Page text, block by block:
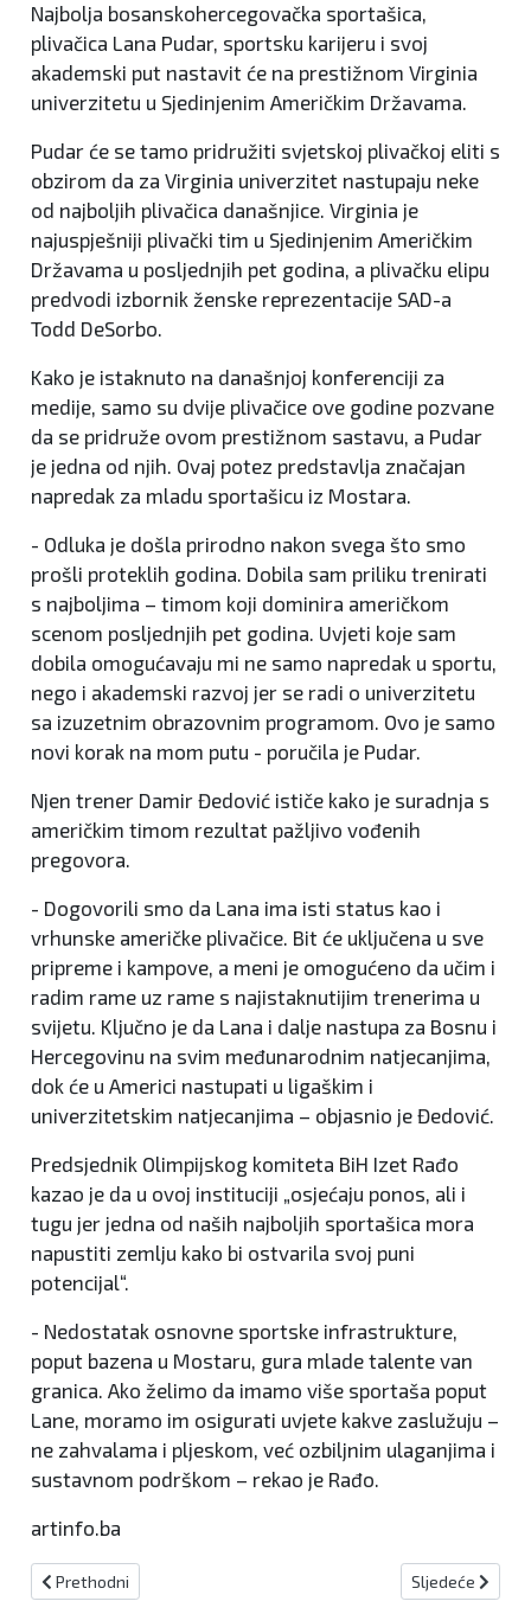
Najbolja bosanskohercegovačka sportašica,
plivačica Lana Pudar, sportsku karijeru i svoj
akademski put nastavit će na prestižnom Virginia
univerzitetu u Sjedinjenim Američkim Državama.
Pudar će se tamo pridružiti svjetskoj plivačkoj eliti s
obzirom da za Virginia univerzitet nastupaju neke
od najboljih plivačica današnjice. Virginia je
najuspješniji plivački tim u Sjedinjenim Američkim
Državama u posljednjih pet godina, a plivačku elipu
predvodi izbornik ženske reprezentacije SAD-a
Todd DeSorbo.
Kako je istaknuto na današnjoj konferenciji za
medije, samo su dvije plivačice ove godine pozvane
da se pridruže ovom prestižnom sastavu, a Pudar
je jedna od njih. Ovaj potez predstavlja značajan
napredak za mladu sportašicu iz Mostara.
- Odluka je došla prirodno nakon svega što smo
prošli proteklih godina. Dobila sam priliku trenirati
s najboljima – timom koji dominira američkom
scenom posljednjih pet godina. Uvjeti koje sam
dobila omogućavaju mi ne samo napredak u sportu,
nego i akademski razvoj jer se radi o univerzitetu
sa izuzetnim obrazovnim programom. Ovo je samo
novi korak na mom putu - poručila je Pudar.
Njen trener Damir Đedović ističe kako je suradnja s
američkim timom rezultat pažljivo vođenih
pregovora.
- Dogovorili smo da Lana ima isti status kao i
vrhunske američke plivačice. Bit će uključena u sve
pripreme i kampove, a meni je omogućeno da učim i
radim rame uz rame s najistaknutijim trenerima u
svijetu. Ključno je da Lana i dalje nastupa za Bosnu i
Hercegovinu na svim međunarodnim natjecanjima,
dok će u Americi nastupati u ligaškim i
univerzitetskim natjecanjima – objasnio je Đedović.
Predsjednik Olimpijskog komiteta BiH Izet Rađo
kazao je da u ovoj instituciji „osjećaju ponos, ali i
tugu jer jedna od naših najboljih sportašica mora
napustiti zemlju kako bi ostvarila svoj puni
potencijal“.
- Nedostatak osnovne sportske infrastrukture,
poput bazena u Mostaru, gura mlade talente van
granica. Ako želimo da imamo više sportaša poput
Lane, moramo im osigurati uvjete kakve zaslužuju –
ne zahvalama i pljeskom, već ozbiljnim ulaganjima i
sustavnom podrškom – rekao je Rađo.
artinfo.ba
Prethodni članak: Dominik Garić i Mirnesa Abdić najbolji sportaši
Prethodni Sljedeći članak:
Sljedeće